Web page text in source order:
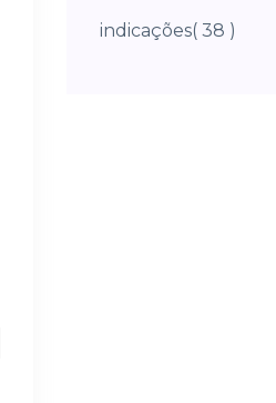
indicações( 38 )